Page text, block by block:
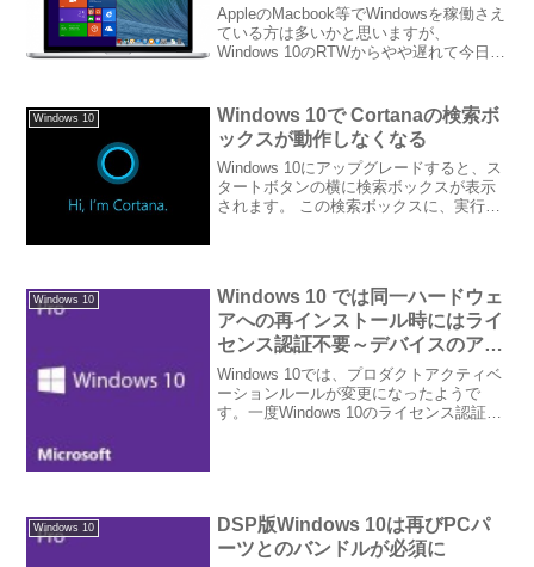
AppleのMacbook等でWindowsを稼働さえ
ている方は多いかと思いますが、
Windows 10のRTWからやや遅れて今日、
Wind...
Windows 10
Windows 10で Cortanaの検索ボ
ックスが動作しなくなる
Windows 10にアップグレードすると、ス
タートボタンの横に検索ボックスが表示
されます。 この検索ボックスに、実行し
Windows 10
Windows 10 では同一ハードウェ
アへの再インストール時にはライ
センス認証不要～デバイスのアク
ティベーション情報がオンライン
保存されている？
Windows 10では、プロダクトアクティベ
ーションルールが変更になったようで
す。一度Windows 10のライセンス認証が
Windows 10
DSP版Windows 10は再びPCパ
ーツとのバンドルが必須に